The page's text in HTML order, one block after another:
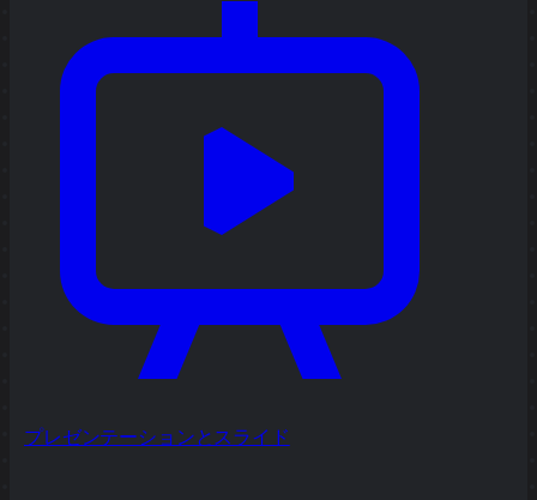
プレゼンテーションとスライド